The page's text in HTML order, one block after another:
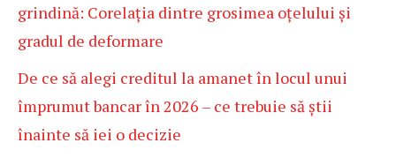
grindină: Corelația dintre grosimea oțelului și
gradul de deformare
De ce să alegi creditul la amanet în locul unui
împrumut bancar în 2026 – ce trebuie să știi
înainte să iei o decizie